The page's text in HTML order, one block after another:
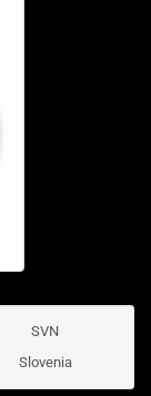
SVN
Slovenia